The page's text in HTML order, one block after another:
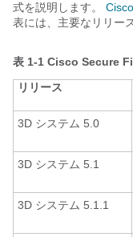
式を説明します。
表には、主要なリリー
表 1-1 Cisco Secure
リリース
3D システム 5.0
3D システム 5.1
3D システム 5.1.1